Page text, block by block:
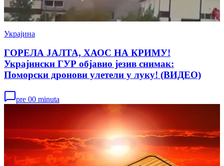
Украјина
ГОРЕЛА ЈАЛТА, ХАОС НА КРИМУ!
Украјински ГУР објавио језив снимак:
Поморски дронови улетели у луку! (ВИДЕО)
pre 00 minuta